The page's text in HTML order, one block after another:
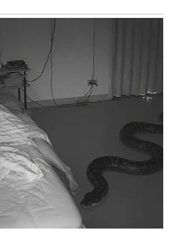
potisnuti više ne mogu ostati